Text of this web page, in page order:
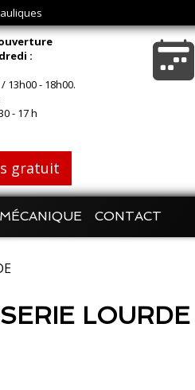
:
13h00 - 18h00.
- 17 h
gratuit
MÉCANIQUE CONTACT
LOURDE